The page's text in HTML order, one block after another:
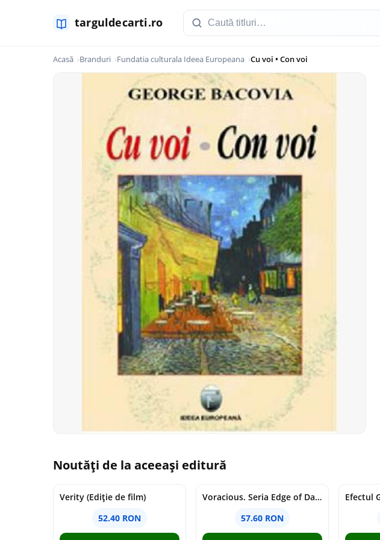
Acasă Branduri Fundatia culturala Ideea Europeana Cu voi • Con voi
Noutăți de la aceeași editură
Verity (Ediție de film)
52.40 RON
Voracious. Seria Edge of Darkness Vol.2
57.60 RON